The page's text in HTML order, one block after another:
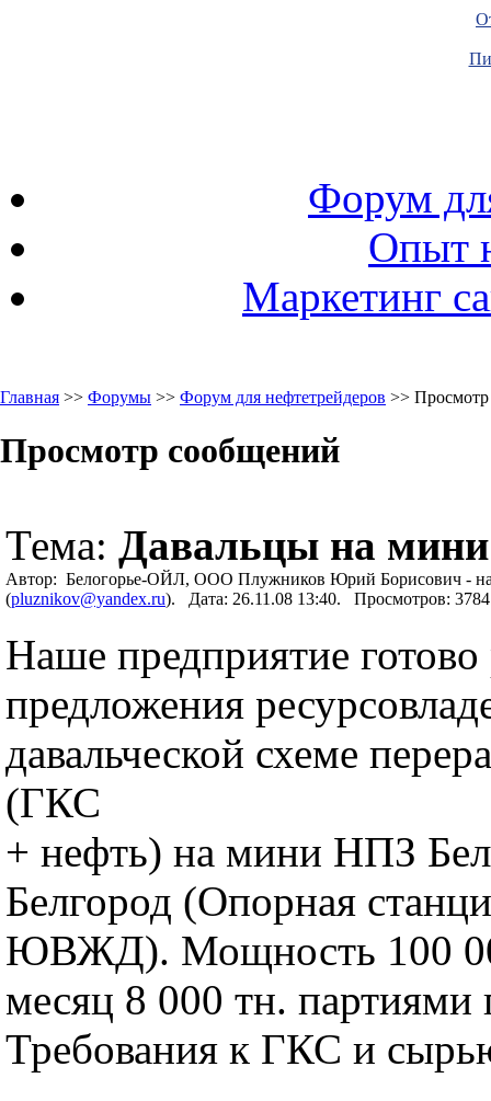
Форум
Опыт
Маркетинг
Главная >> Форумы >> Форум для нефтетрейдеров >>
Просмотр сообщений
Тема: Давальцы на
Автор: Белогорье-ОЙЛ, ООО Плужников Юрий Борисович -
(pluznikov@yandex.ru). Дата: 26.11.08 13:40. Просмотров:
Наше предприятие готово
предложения
давальческой схеме
(ГКС
+ нефть) на мини НПЗ
Белгород (Опорная
ЮВЖД). Мощность 100
месяц 8 000 тн. партиями
Требования к ГКС и